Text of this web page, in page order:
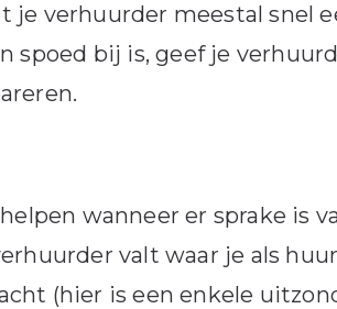
je verhuurder meestal snel
spoed bij is, geef je
wanneer er sprake is
valt waar je als
(hier is een enkele